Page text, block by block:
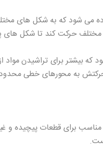
می شود که به شکل های
حرکت کند تا شکل های
که بیشتر برای تراشیدن
به محورهای خطی
برای قطعات پیچیده و